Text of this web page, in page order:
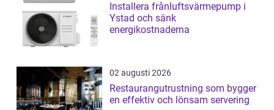
Installera frånluftsvärmepump i
Ystad och sänk
energikostnaderna
02 augusti 2026
Restaurangutrustning som bygger
en effektiv och lönsam servering